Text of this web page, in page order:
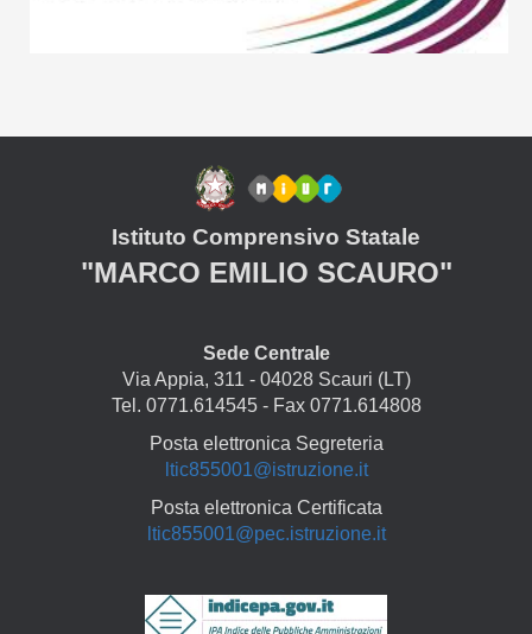
Istituto Comprensivo Statale
"MARCO EMILIO SCAURO"
Sede Centrale
Via Appia, 311 - 04028 Scauri (LT)
Tel. 0771.614545 - Fax 0771.614808
Posta elettronica Segreteria
ltic855001@istruzione.it
Posta elettronica Certificata
ltic855001@pec.istruzione.it